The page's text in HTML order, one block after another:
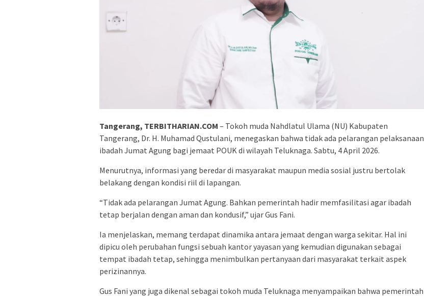
Tangerang, TERBITHARIAN.COM – Tokoh muda Nahdlatul Ulama (NU) Kabupaten
Tangerang, Dr. H. Muhamad Qustulani, menegaskan bahwa tidak ada pelarangan pelaksanaan
ibadah Jumat Agung bagi jemaat POUK di wilayah Teluknaga. Sabtu, 4 April 2026.
Menurutnya, informasi yang beredar di masyarakat maupun media sosial justru bertolak
belakang dengan kondisi riil di lapangan.
“Tidak ada pelarangan Jumat Agung. Bahkan pemerintah hadir memfasilitasi agar ibadah
tetap berjalan dengan aman dan kondusif,” ujar Gus Fani.
Ia menjelaskan, memang terdapat dinamika antara jemaat dengan warga sekitar. Hal ini
dipicu oleh perubahan fungsi sebuah kantor yayasan yang kemudian digunakan sebagai
tempat ibadah tetap, sehingga menimbulkan pertanyaan dari masyarakat terkait aspek
perizinannya.
Gus Fani yang juga dikenal sebagai tokoh muda Teluknaga menyampaikan bahwa pemerintah